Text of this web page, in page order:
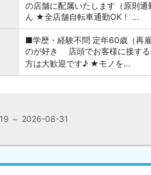
の店舗に配属いたします（原則
ん ★全店舗自転車通勤OK！ ...
■学歴・経験不問 定年60歳（再
のが好き 店頭でお客様に接する
方は大歓迎です♪ ★モノを...
～ 2026-08-31